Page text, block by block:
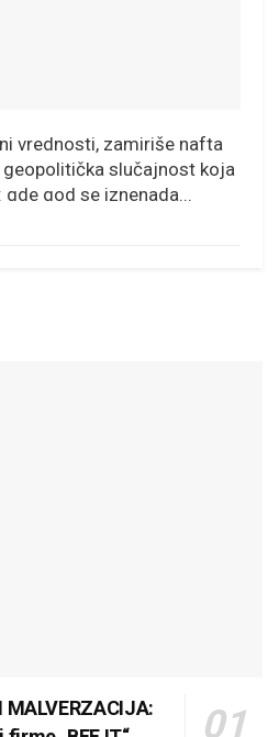
vrednosti, zamiriše nafta
slučajnost koja
god se iznenada...
MALVERZACIJA: